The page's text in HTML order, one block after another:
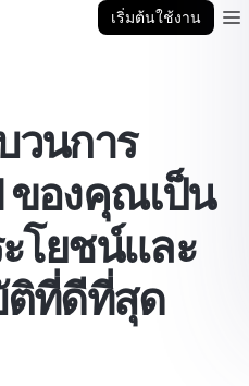
เริ่มต้นใช้งาน
วนการ
ของคุณเป็น
โยชน์และ
ที่ดีที่สุด